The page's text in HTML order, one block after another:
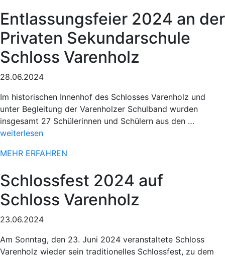
Entlassungsfeier 2024 an der
Privaten Sekundarschule
Schloss Varenholz
28.06.2024
Im historischen Innenhof des Schlosses Varenholz und
unter Begleitung der Varenholzer Schulband wurden
insgesamt 27 Schülerinnen und Schülern aus den …
weiterlesen
MEHR ERFAHREN
Schlossfest 2024 auf
Schloss Varenholz
23.06.2024
Am Sonntag, den 23. Juni 2024 veranstaltete Schloss
Varenholz wieder sein traditionelles Schlossfest, zu dem